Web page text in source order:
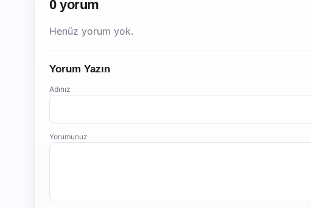
0 yorum
Henüz yorum yok.
Yorum Yazın
Adınız
Yorumunuz